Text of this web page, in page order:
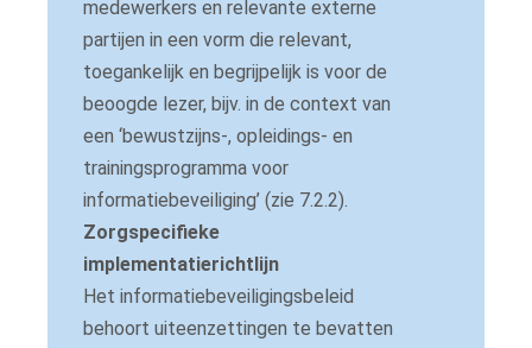
medewerkers en relevante externe
partijen in een vorm die relevant,
toegankelijk en begrijpelijk is voor de
beoogde lezer, bijv. in de context van
een ‘bewustzijns-, opleidings- en
trainingsprogramma voor
informatiebeveiliging’ (zie 7.2.2).
Zorgspecifieke
implementatierichtlijn
Het informatiebeveiligingsbeleid
behoort uiteenzettingen te bevatten